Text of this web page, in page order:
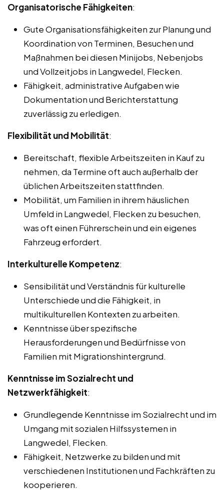
Organisatorische Fähigkeiten:
Gute Organisationsfähigkeiten zur Planung und
Koordination von Terminen, Besuchen und
Maßnahmen bei diesen Minijobs, Nebenjobs
und Vollzeitjobs in Langwedel, Flecken.
Fähigkeit, administrative Aufgaben wie
Dokumentation und Berichterstattung
zuverlässig zu erledigen.
Flexibilität und Mobilität:
Bereitschaft, flexible Arbeitszeiten in Kauf zu
nehmen, da Termine oft auch außerhalb der
üblichen Arbeitszeiten stattfinden.
Mobilität, um Familien in ihrem häuslichen
Umfeld in Langwedel, Flecken zu besuchen,
was oft einen Führerschein und ein eigenes
Fahrzeug erfordert.
Interkulturelle Kompetenz:
Sensibilität und Verständnis für kulturelle
Unterschiede und die Fähigkeit, in
multikulturellen Kontexten zu arbeiten.
Kenntnisse über spezifische
Herausforderungen und Bedürfnisse von
Familien mit Migrationshintergrund.
Kenntnisse im Sozialrecht und
Netzwerkfähigkeit:
Grundlegende Kenntnisse im Sozialrecht und im
Umgang mit sozialen Hilfssystemen in
Langwedel, Flecken.
Fähigkeit, Netzwerke zu bilden und mit
verschiedenen Institutionen und Fachkräften zu
kooperieren.